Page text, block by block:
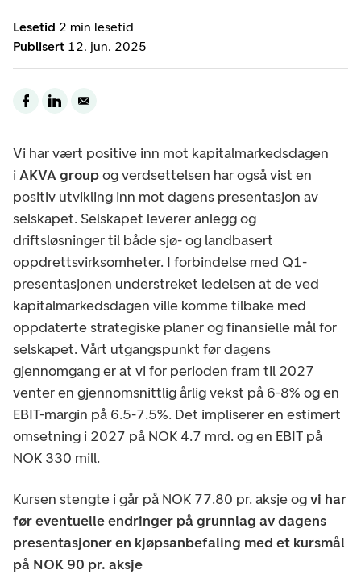
Lesetid 2 min lesetid
Publisert 12. jun. 2025
Vi har vært positive inn mot kapitalmarkedsdagen
i AKVA groupog verdsettelsen har også vist en
positiv utvikling inn mot dagens presentasjon av
selskapet. Selskapet leverer anlegg og
driftsløsninger til både sjø- og landbasert
oppdrettsvirksomheter. I forbindelse med Q1-
presentasjonen understreket ledelsen at de ved
kapitalmarkedsdagen ville komme tilbake med
oppdaterte strategiske planer og finansielle mål for
selskapet. Vårt utgangspunkt før dagens
gjennomgang er at vi for perioden fram til 2027
venter en gjennomsnittlig årlig vekst på 6-8% og en
EBIT-margin på 6.5-7.5%. Det impliserer en estimert
omsetning i 2027 på NOK 4.7 mrd. og en EBIT på
NOK 330 mill.
Kursen stengte i går på NOK 77.80 pr. aksje ogvi har
før eventuelle endringer på grunnlag av dagens
presentasjoner en kjøpsanbefaling med et kursmål
på NOK 90 pr. aksje